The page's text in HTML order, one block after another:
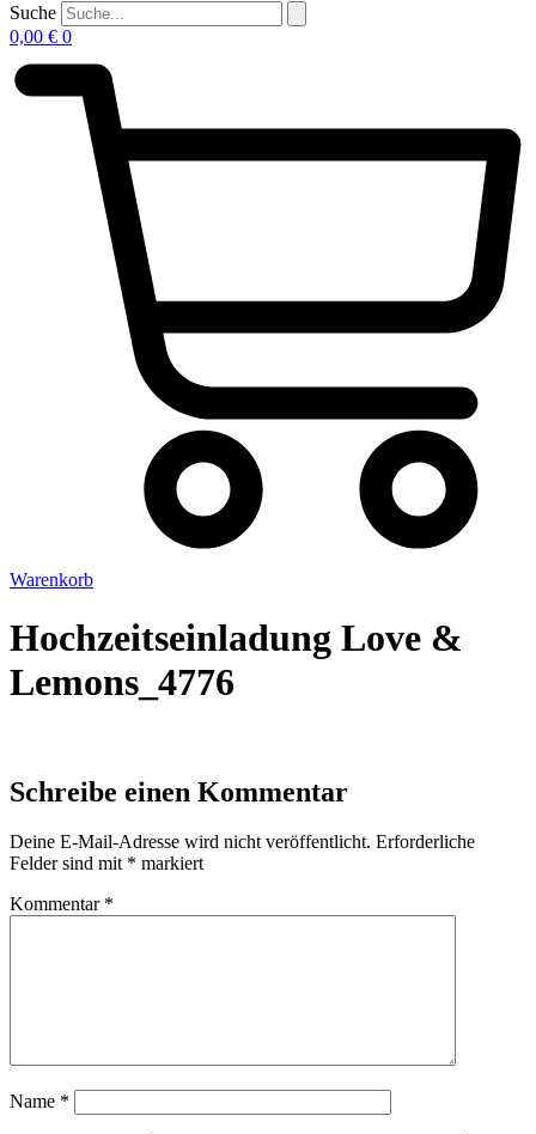
Suche
0,00 € 0
Warenkorb
Hochzeitseinladung Love &
Lemons_4776
Schreibe einen Kommentar
Deine E-Mail-Adresse wird nicht veröffentlicht. Erforderliche
Felder sind mit * markiert
Kommentar *
Name *